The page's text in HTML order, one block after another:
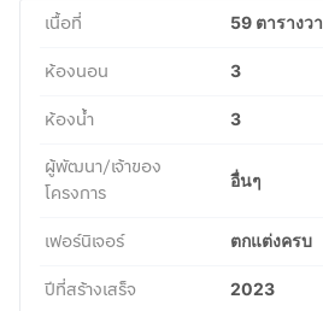
เนื้อที่ 59 ตารางวา
ห้องนอน 3
ห้องน้ำ 3
ผู้พัฒนา/เจ้าของ
โครงการ
อื่นๆ
เฟอร์นิเจอร์ ตกแต่งครบ
ปีที่สร้างเสร็จ 2023